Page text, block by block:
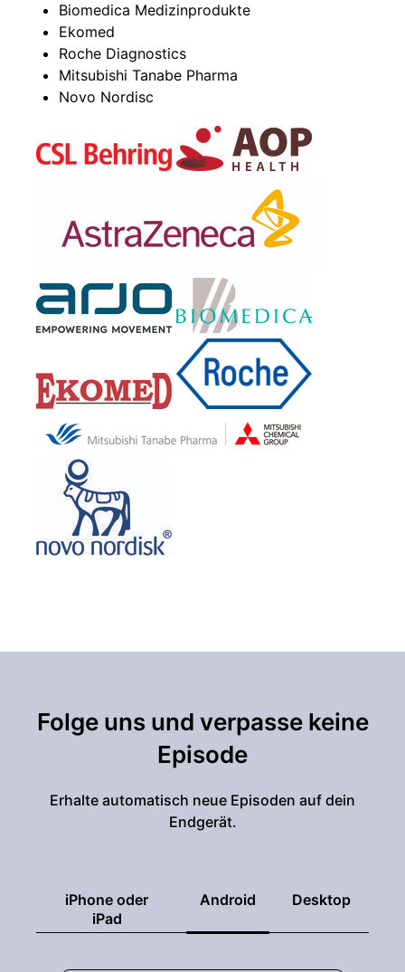
Biomedica Medizinprodukte
Ekomed
Roche Diagnostics
Mitsubishi Tanabe Pharma
Novo Nordisc
Folge uns und verpasse keine
Episode
Erhalte automatisch neue Episoden auf dein
Endgerät.
iPhone oder
iPad
Android Desktop